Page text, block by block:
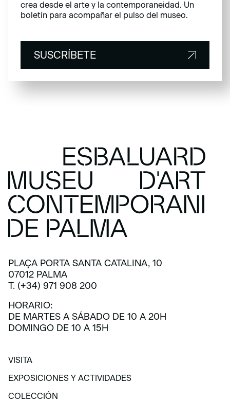
crea desde el arte y la contemporaneidad. Un
boletín para acompañar el pulso del museo.
SUSCRÍBETE
SUSCRÍBETE
PLAÇA PORTA SANTA CATALINA, 10
07012 PALMA
T. (+34) 971 908 200
HORARIO:
DE MARTES A SÁBADO DE 10 A 20H
DOMINGO DE 10 A 15H
VISITA
VISITA
EXPOSICIONES Y ACTIVIDADES
EXPOSICIONES Y ACTIVIDADES
COLECCIÓN